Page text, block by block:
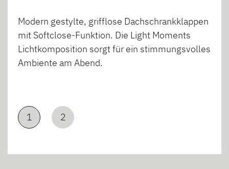
Modern gestylte, grifflose Dachschrankklappen
mit Softclose-Funktion. Die Light Moments
Lichtkomposition sorgt für ein stimmungsvolles
Ambiente am Abend.
1 2